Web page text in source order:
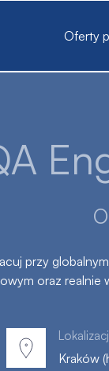
Oferty
przy
oraz
Kraków